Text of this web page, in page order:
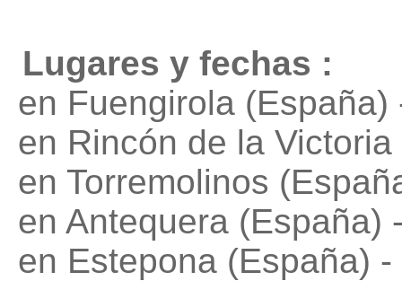
Lugares y fechas :
en Fuengirola (España)
en Rincón de la
en Torremolinos
en Antequera (España)
en Estepona (España) -